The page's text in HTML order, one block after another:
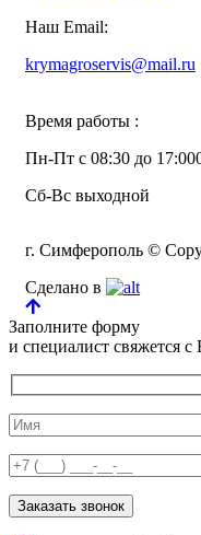
Наш Email:
krymagroservis@mail.ru
Время работы :
Пн-Пт с 08:30 до
Сб-Вс выходной
г. Симферополь ©
Сделано в
Заполните форму
и специалист свяжется с